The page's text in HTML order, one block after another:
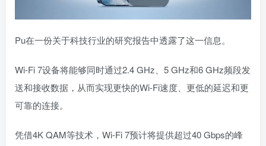
Pu在一份关于科技行业的研究报告中透露了这一信息。
Wi-Fi 7设备将能够同时通过2.4 GHz、5 GHz和6 GHz频段发
送和接收数据，从而实现更快的Wi-Fi速度、更低的延迟和更
可靠的连接。
凭借4K QAM等技术，Wi-Fi 7预计将提供超过40 Gbps的峰